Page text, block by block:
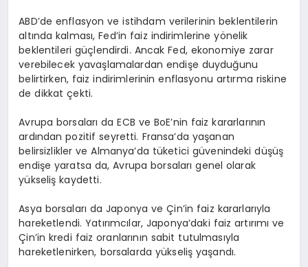
ABD’de enflasyon ve istihdam verilerinin beklentilerin
altında kalması, Fed’in faiz indirimlerine yönelik
beklentileri güçlendirdi. Ancak Fed, ekonomiye zarar
verebilecek yavaşlamalardan endişe duyduğunu
belirtirken, faiz indirimlerinin enflasyonu artırma riskine
de dikkat çekti.
Avrupa borsaları da ECB ve BoE’nin faiz kararlarının
ardından pozitif seyretti. Fransa’da yaşanan
belirsizlikler ve Almanya’da tüketici güvenindeki düşüş
endişe yaratsa da, Avrupa borsaları genel olarak
yükseliş kaydetti.
Asya borsaları da Japonya ve Çin’in faiz kararlarıyla
hareketlendi. Yatırımcılar, Japonya’daki faiz artırımı ve
Çin’in kredi faiz oranlarının sabit tutulmasıyla
hareketlenirken, borsalarda yükseliş yaşandı.